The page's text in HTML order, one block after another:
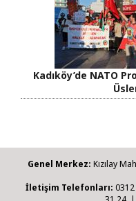
Kadıköy’de NATO
Genel Merkez: Kızılay
İletişim Telefonları: